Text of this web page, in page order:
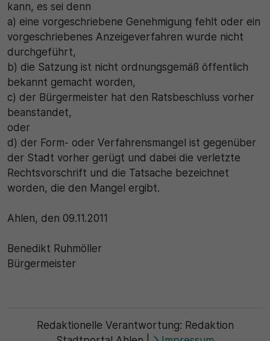
kann, es sei denn
a) eine vorgeschriebene Genehmigung fehlt oder ein
vorgeschriebenes Anzeigeverfahren wurde nicht
durchgeführt,
b) die Satzung ist nicht ordnungsgemäß öffentlich
bekannt gemacht worden,
c) der Bürgermeister hat den Ratsbeschluss vorher
beanstandet,
oder
d) der Form- oder Verfahrensmangel ist gegenüber
der Stadt vorher gerügt und dabei die verletzte
Rechtsvorschrift und die Tatsache bezeichnet
worden, die den Mangel ergibt.
Ahlen, den 09.11.2011
Benedikt Ruhmöller
Bürgermeister
Redaktionelle Verantwortung: Redaktion